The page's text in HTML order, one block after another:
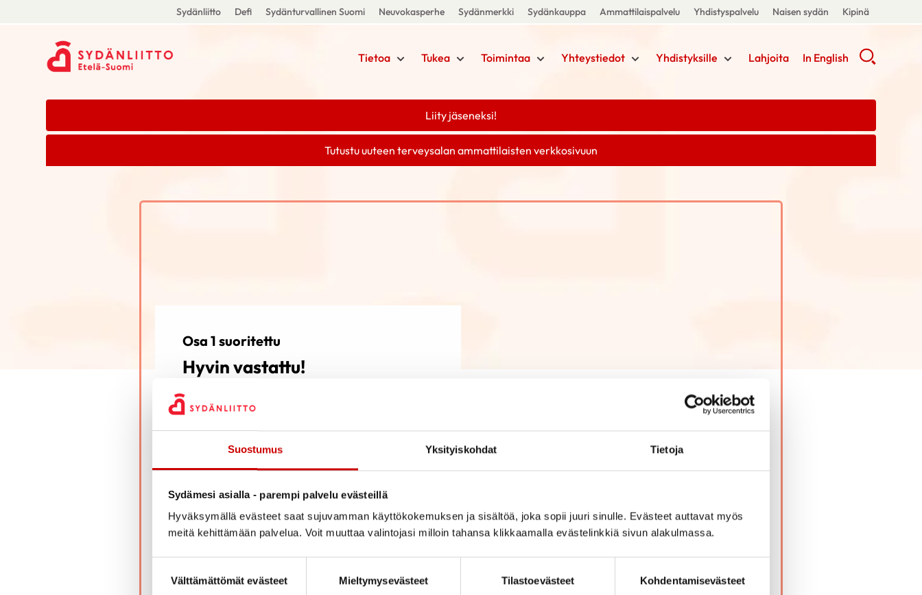
Suostumus Yksityiskohdat Tietoja
Sydämesi asialla - parempi palvelu evästeillä
Hyväksymällä evästeet saat sujuvamman käyttökokemuksen ja sisältöä, joka sopii juuri sinulle. Evästeet auttavat myös
meitä kehittämään palvelua. Voit muuttaa valintojasi milloin tahansa klikkaamalla evästelinkkiä sivun alakulmassa.
Välttämättömät evästeet
Mieltymysevästeet Tilastoevästeet Kohdentamisevästeet
Sydänliitto Defi Sydänturvallinen Suomi Neuvokasperhe Sydänmerkki Sydänkauppa Ammattilaispalvelu Yhdistyspalvelu Naisen sydän Kipinä
Tietoa Tukea Toimintaa Yhteystiedot Yhdistyksille Lahjoita In English
Liity jäseneksi!
Tutustu uuteen terveysalan ammattilaisten verkkosivuun
Osa 1 suoritettu
Hyvin vastattu!